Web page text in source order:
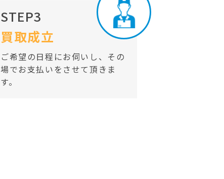
STEP3
買取成立
ご希望の日程にお伺いし、その
場でお支払いをさせて頂きま
す。